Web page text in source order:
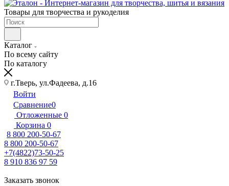
Товары для творчества и рукоделия
Каталог
По всему сайту
По каталогу
г.Тверь, ул.Фадеева, д.16
Войти
Сравнение0
Отложенные 0
Корзина 0
8 800 200-50-67
8 800 200-50-67
+7(4822)73-50-25
8 910 836 97 59
Заказать звонок